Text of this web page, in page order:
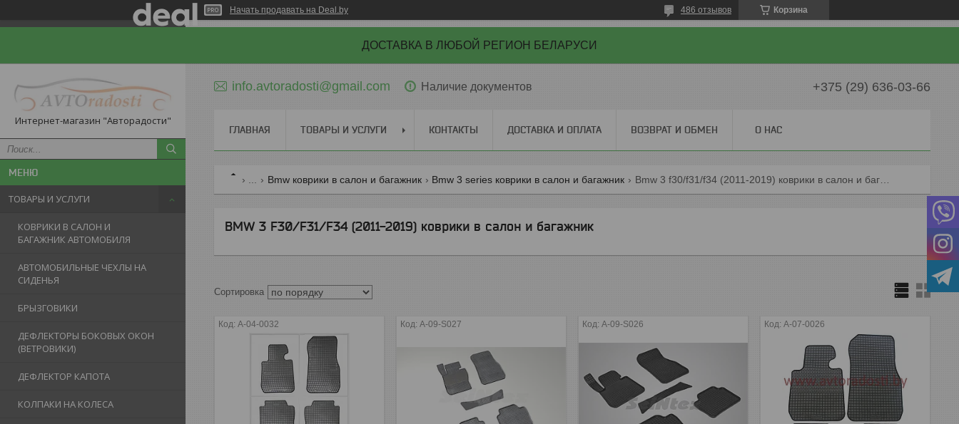
Начать продавать на Deal.by Корзина
486 отзывов
ДОСТАВКА В ЛЮБОЙ РЕГИОН БЕЛАРУСИ
Интернет-магазин "Авторадости"
ТОВАРЫ И УСЛУГИ
КОВРИКИ В САЛОН И
БАГАЖНИК АВТОМОБИЛЯ
АВТОМОБИЛЬНЫЕ ЧЕХЛЫ НА
СИДЕНЬЯ
БРЫЗГОВИКИ
ДЕФЛЕКТОРЫ БОКОВЫХ ОКОН
(ВЕТРОВИКИ)
ДЕФЛЕКТОР КАПОТА
КОЛПАКИ НА КОЛЕСА
info.avtoradosti@gmail.com Наличие документов +375 (29) 636-03-66
ГЛАВНАЯ ТОВАРЫ И УСЛУГИ КОНТАКТЫ ДОСТАВКА И ОПЛАТА ВОЗВРАТ И ОБМЕН О НАС
Bmw коврики в салон и багажник Bmw 3 series коврики в салон и багажник Bmw 3 f30/f31/f34 (2011-2019) коврики в салон и багажник
BMW 3 F30/F31/F34 (2011-2019) коврики в салон и багажник
A-04-0032 A-09-S027 A-09-S026 A-07-0026